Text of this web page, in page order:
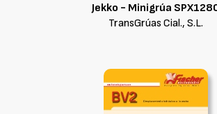
Jekko - Minigrúa
TransGrúas Cial., S.L.